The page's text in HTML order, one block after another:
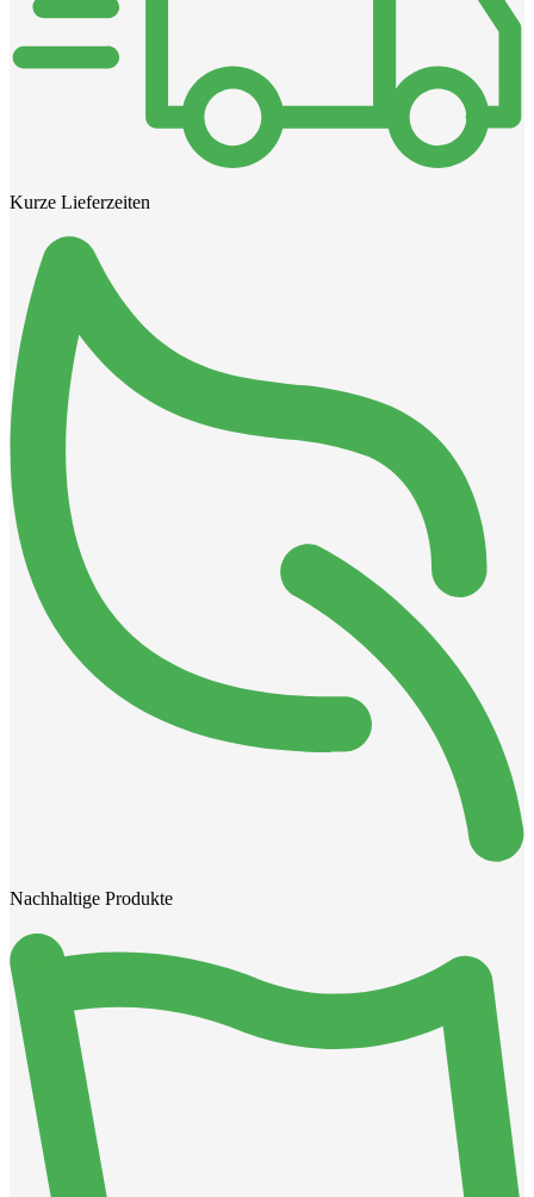
Kurze Lieferzeiten
Nachhaltige Produkte